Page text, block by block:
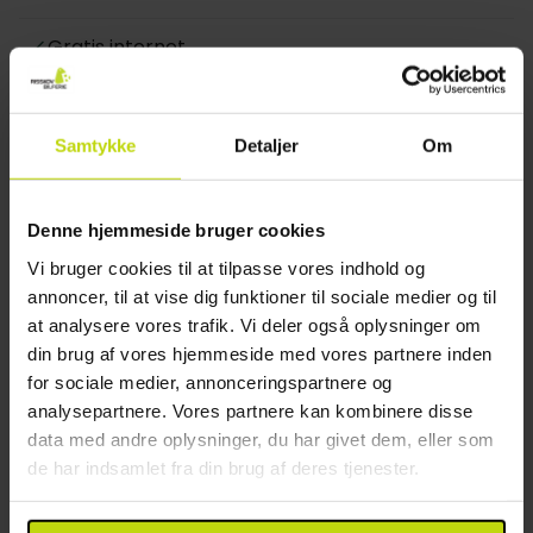
Samtykke Detaljer Om
Denne hjemmeside bruger cookies
Vi bruger cookies til at tilpasse vores indhold og
annoncer, til at vise dig funktioner til sociale medier og til
at analysere vores trafik. Vi deler også oplysninger om
din brug af vores hjemmeside med vores partnere inden
for sociale medier, annonceringspartnere og
analysepartnere. Vores partnere kan kombinere disse
data med andre oplysninger, du har givet dem, eller som
de har indsamlet fra din brug af deres tjenester.
Feng Shui-stil, med inspirationen hentet i de fem
elementer. Der er både enkeltværelser og
dobbeltværelser til rådighed, og dobbeltværelserne
Samtlige værelser er indrettet med eget bad og
komfortable senge, minibar, skrivebord, telefon og
kabel-TV.
Gratis internet
Wifi
Elevator
Etager: 5
Byggeår: 2014
Parkering i garage
Gebyr for parkering i garage per dag: 19 EUR pr.
dag
Cykel opbevaring (låst)
Restaurant
Restaurant
Bar
Restauranten er åben weekender
Mulighed for laktosefri mad
Mulighed for glutenfri mad